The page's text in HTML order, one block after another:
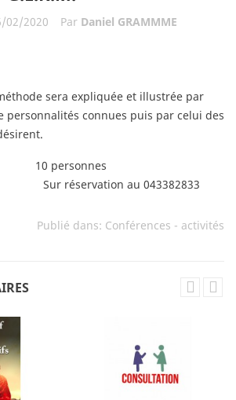
02/2020 Par Daniel GRAMMME
sera expliquée et illustrée par
personnalités connues puis par celui des
personnes
réservation au 043382833
Publié dans: Conférences - activités